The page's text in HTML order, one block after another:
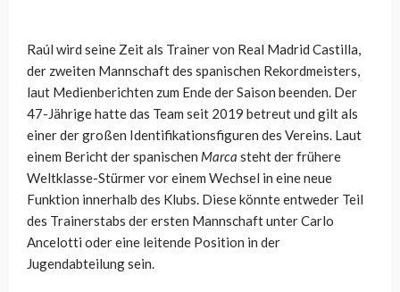
Raúl wird seine Zeit als Trainer von Real Madrid Castilla,
der zweiten Mannschaft des spanischen Rekordmeisters,
laut Medienberichten zum Ende der Saison beenden. Der
47-Jährige hatte das Team seit 2019 betreut und gilt als
einer der großen Identifikationsfiguren des Vereins. Laut
einem Bericht der spanischen Marca steht der frühere
Weltklasse-Stürmer vor einem Wechsel in eine neue
Funktion innerhalb des Klubs. Diese könnte entweder Teil
des Trainerstabs der ersten Mannschaft unter Carlo
Ancelotti oder eine leitende Position in der
Jugendabteilung sein.